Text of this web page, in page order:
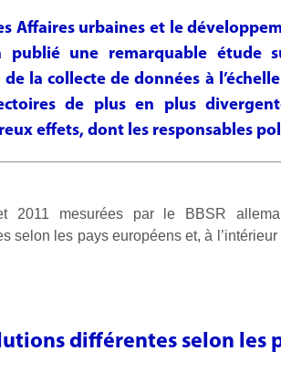
Affaires urbaines et le
publié une remarquable étude
la collecte de données à
de plus en plus
effets, dont les responsables
2011 mesurées par le BBSR
selon les pays européens et, à
différentes selon les